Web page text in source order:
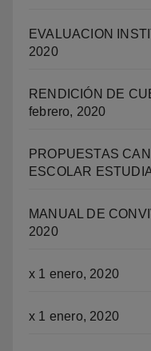
EVALUACION
2020
RENDICIÓN DE
febrero, 2020
PROPUESTAS
ESCOLAR
MANUAL DE
2020
x 1 enero, 2020
x 1 enero, 2020